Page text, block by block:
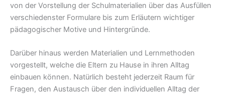
von der Vorstellung der Schulmaterialien über das Ausfüllen
verschiedenster Formulare bis zum Erläutern wichtiger
pädagogischer Motive und Hintergründe.
Darüber hinaus werden Materialien und Lernmethoden
vorgestellt, welche die Eltern zu Hause in ihren Alltag
einbauen können. Natürlich besteht jederzeit Raum für
Fragen, den Austausch über den individuellen Alltag der